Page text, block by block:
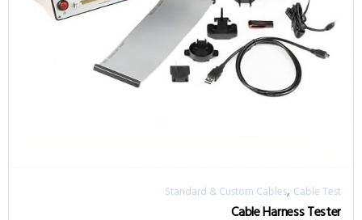
Standard & Custom Cables, Cable Test
Cable Harness Tester